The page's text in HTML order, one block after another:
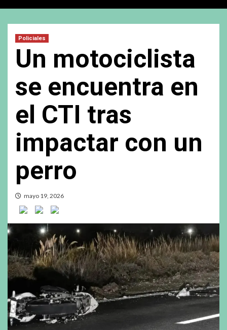
Policiales
Un motociclista
se encuentra en
el CTI tras
impactar con un
perro
mayo 19, 2026